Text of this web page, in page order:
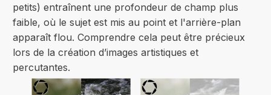
petits) entraînent une profondeur de champ plus
faible, où le sujet est mis au point et l'arrière-plan
apparaît flou. Comprendre cela peut être précieux
lors de la création d’images artistiques et
percutantes.